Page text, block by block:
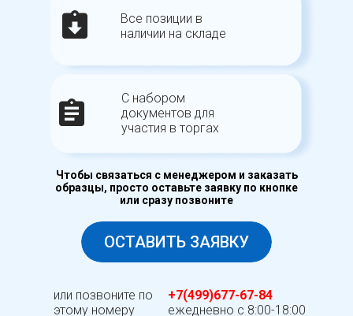
Чтобы связаться с менеджером и заказать
образцы, просто оставьте заявку по кнопке
или сразу позвоните
или позвоните по
этому номеру
+7(499)677-67-84
ежедневно с 8:00-18:00
ОСТАВИТЬ ЗАЯВКУ
Все позиции в
наличии на складе
С набором
документов для
участия в торгах